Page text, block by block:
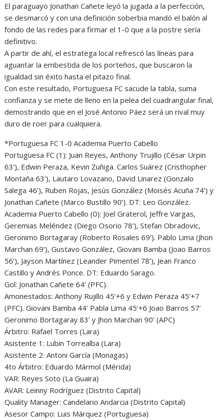
El paraguayo Jonathan Cañete leyó la jugada a la perfección,
se desmarcó y con una definición soberbia mandó el balón al
fondo de las redes para firmar el 1-0 que a la postre sería
definitivo.
A partir de ahí, el estratega local refrescó las líneas para
aguantar la embestida de los porteños, que buscaron la
igualdad sin éxito hasta el pitazo final.
Con este resultado, Portuguesa FC sacude la tabla, suma
confianza y se mete de lleno en la pelea del cuadrangular final,
demostrando que en el José Antonio Páez será un rival muy
duro de roer para cualquiera.
*Portuguesa FC 1-0 Academia Puerto Cabello
Portuguesa FC (1): Juan Reyes, Anthony Trujillo (César Urpin
63’), Edwin Peraza, Kevin Zuñiga. Carlos Suárez (Cristhopher
Montaña 63’), Lautaro Lovazano, David Linarez (Gonzalo
Salega 46’), Ruben Rojas, Jesús González (Moisés Acuña 74’) y
Jonathan Cañete (Marco Bustillo 90’). DT: Leo González.
Academia Puerto Cabello (0): Joel Graterol, Jeffre Vargas,
Geremias Meléndez (Diego Osorio 78’), Stefan Obradovic,
Geronimo Bortagaray (Roberto Rosales 69’). Pablo Lima (Jhon
Marchan 69’), Gustavo González, Giovani Bamba (Joao Barros
56’), Jayson Martínez (Leander Pimentel 78’), Jean Franco
Castillo y Andrés Ponce. DT: Eduardo Sarago.
Gol: Jonathan Cañete 64’ (PFC).
Amonestados: Anthony Rujillo 45’+6 y Edwin Peraza 45’+7
(PFC). Giovani Bamba 44’ Pabla Lima 45’+6 Joao Barros 57’
Geronimo Bortagaray 83’ y Jhon Marchan 90’ (APC)
Árbitro: Rafael Torres (Lara)
Asistente 1: Lubin Torrealba (Lara)
Asistente 2: Antoni García (Monagas)
4to Árbitro: Eduardo Mármol (Mérida)
VAR: Reyes Soto (La Guaira)
AVAR: Leinny Rodríguez (Distrito Capital)
Quality Manager: Candelario Andarcia (Distrito Capital)
Asesor Campo: Luis Márquez (Portuguesa)